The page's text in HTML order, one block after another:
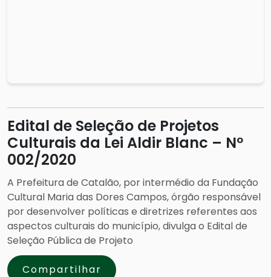
Edital de Seleção de Projetos
Culturais da Lei Aldir Blanc – Nº
002/2020
A Prefeitura de Catalão, por intermédio da Fundação
Cultural Maria das Dores Campos, órgão responsável
por desenvolver políticas e diretrizes referentes aos
aspectos culturais do município, divulga o Edital de
Seleção Pública de Projeto
Compartilhar